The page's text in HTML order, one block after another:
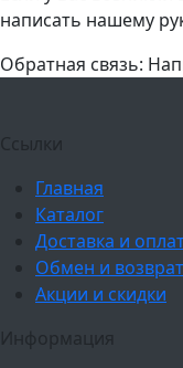
написать нашему
Обратная связь:
Ссылки
Главная
Каталог
Доставка и
Обмен и возврат
Акции и скидки
Информация